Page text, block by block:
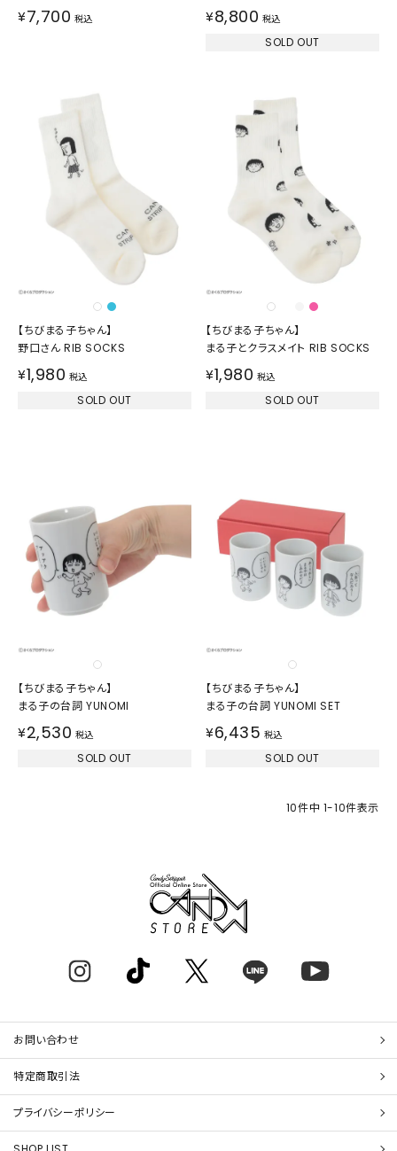
¥7,700 税込 ¥8,800 税込
SOLD OUT
【ちびまる子ちゃん】
野口さん RIB SOCKS
¥1,980 税込
SOLD OUT
【ちびまる子ちゃん】
まる子とクラスメイト RIB SOCKS
¥1,980 税込
SOLD OUT
【ちびまる子ちゃん】
まる子の台詞 YUNOMI
¥2,530 税込
SOLD OUT
【ちびまる子ちゃん】
まる子の台詞 YUNOMI SET
¥6,435 税込
SOLD OUT
10件中 1-10件表示
お問い合わせ
特定商取引法
プライバシーポリシー